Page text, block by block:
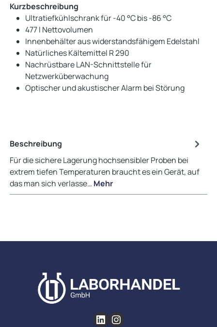
Kurzbeschreibung
Ultratiefkühlschrank für -40 °C bis -86 °C
477 l Nettovolumen
Innenbehälter aus widerstandsfähigem Edelstahl
Natürliches Kältemittel R 290
Nachrüstbare LAN-Schnittstelle für
Netzwerküberwachung
Optischer und akustischer Alarm bei Störung
Beschreibung
Für die sichere Lagerung hochsensibler Proben bei
extrem tiefen Temperaturen braucht es ein Gerät, auf
das man sich verlasse… Mehr